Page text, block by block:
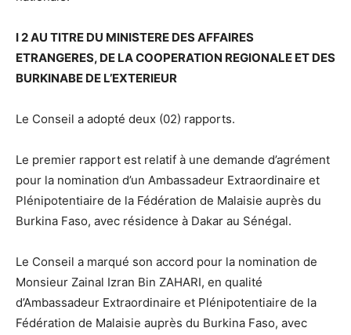
I 2 AU TITRE DU MINISTERE DES AFFAIRES
ETRANGERES, DE LA COOPERATION REGIONALE ET DES
BURKINABE DE L’EXTERIEUR
Le Conseil a adopté deux (02) rapports.
Le premier rapport est relatif à une demande d’agrément
pour la nomination d’un Ambassadeur Extraordinaire et
Plénipotentiaire de la Fédération de Malaisie auprès du
Burkina Faso, avec résidence à Dakar au Sénégal.
Le Conseil a marqué son accord pour la nomination de
Monsieur Zainal Izran Bin ZAHARI, en qualité
d’Ambassadeur Extraordinaire et Plénipotentiaire de la
Fédération de Malaisie auprès du Burkina Faso, avec